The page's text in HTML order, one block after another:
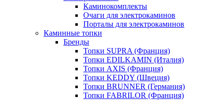
Каминокомплекты
Очаги для электрокаминов
Порталы для электрокаминов
Каминные топки
Бренды
Топки SUPRA (Франция)
Топки EDILKAMIN (Италия)
Топки AXIS (Франция)
Топки KEDDY (Швеция)
Топки BRUNNER (Германия)
Топки FABRILOR (Франция)